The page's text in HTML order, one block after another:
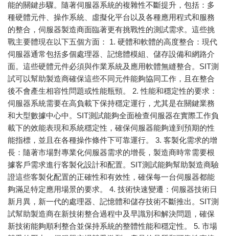
能的關鍵步驟。隨著伺服器系統的複雜性不斷提升，包括：多
種硬體元件、操作系統、虛擬化平台以及各種應用程式和服務
的整合，伺服器製造商面臨著更有挑戰性的測試需求。這些挑
戰主要體現在以下五個方面： 1. 硬體和軟體的高度整合：現代
伺服器通常包括多個處理器、記憶體模組、儲存設備和網路介
面。這些硬體元件必須與作業系統及應用軟體無縫整合。SIT測
試可以幫助製造商確保這些不同元件能夠協同工作，且在整合
後不會產生相容性問題或性能瓶頸。 2. 性能和穩定性的要求：
伺服器系統需要在高負載下保持穩定運行，尤其是在關鍵業務
和大型數據中心中。SIT測試能夠全面檢查伺服器在實際工作負
載下的效能表現和系統穩定性，確保伺服器能夠達到預期的性
能指標，並且在各種操作條件下可靠運行。 3. 客製化需求的增
長：隨著市場對專業化伺服器需求的增長，製造商時常需要根
據客戶需求進行客製化設計和配置。SIT測試能夠幫助製造商驗
證這些客製化配置的正確性和有效性，確保每一台伺服器都能
夠滿足特定應用場景的要求。 4. 技術快速變遷：伺服器技術日
新月異，新一代的處理器、記憶體和儲存技術不斷推出。SIT測
試幫助製造商在新技術整合過程中及早識別和解決問題，確保
新技術能夠順利整合並保持系統的整體性能和穩定性。 5. 市場